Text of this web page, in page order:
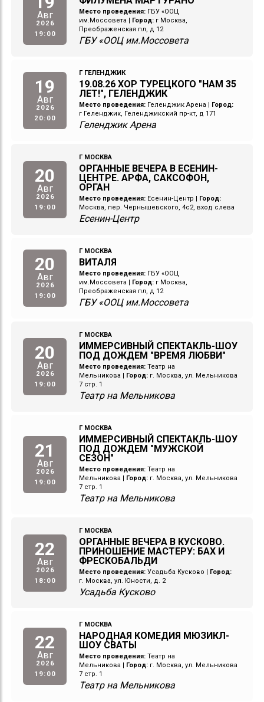
Авг
2026
19:00
Место проведения: ГБУ «ООЦ
им.Моссовета
Город: г Москва,
Преображенская пл, д 12
ГБУ «ООЦ им.Моссовета
19
Авг
2026
20:00
Г ГЕЛЕНДЖИК
19.08.26 ХОР ТУРЕЦКОГО "НАМ 35
ЛЕТ!", ГЕЛЕНДЖИК
Место проведения: Геленджик Арена
Город:
г Геленджик, Геленджикский пр-кт, д 171
Геленджик Арена
20
Авг
2026
19:00
Г МОСКВА
ОРГАННЫЕ ВЕЧЕРА В ЕСЕНИН-
ЦЕНТРЕ. АРФА, САКСОФОН,
ОРГАН
Место проведения: Есенин-Центр
Город:
Москва, пер. Чернышевского, 4с2, вход слева
Есенин-Центр
20
Авг
2026
19:00
Г МОСКВА
ВИТАЛЯ
Место проведения: ГБУ «ООЦ
им.Моссовета
Город: г Москва,
Преображенская пл, д 12
ГБУ «ООЦ им.Моссовета
20
Авг
2026
19:00
Г МОСКВА
ИММЕРСИВНЫЙ СПЕКТАКЛЬ-ШОУ
ПОД ДОЖДЕМ "ВРЕМЯ ЛЮБВИ"
Место проведения: Театр на
Мельникова
Город: г. Москва, ул. Мельникова
7 стр. 1
Театр на Мельникова
21
Авг
2026
19:00
Г МОСКВА
ИММЕРСИВНЫЙ СПЕКТАКЛЬ-ШОУ
ПОД ДОЖДЕМ "МУЖСКОЙ
СЕЗОН"
Место проведения: Театр на
Мельникова
Город: г. Москва, ул. Мельникова
7 стр. 1
Театр на Мельникова
22
Авг
2026
18:00
Г МОСКВА
ОРГАННЫЕ ВЕЧЕРА В КУСКОВО.
ПРИНОШЕНИЕ МАСТЕРУ: БАХ И
ФРЕСКОБАЛЬДИ
Место проведения: Усадьба Кусково
Город:
г. Москва, ул. Юности, д. 2
Усадьба Кусково
22
Авг
2026
19:00
Г МОСКВА
НАРОДНАЯ КОМЕДИЯ МЮЗИКЛ-
ШОУ СВАТЫ
Место проведения: Театр на
Мельникова
Город: г. Москва, ул. Мельникова
7 стр. 1
Театр на Мельникова